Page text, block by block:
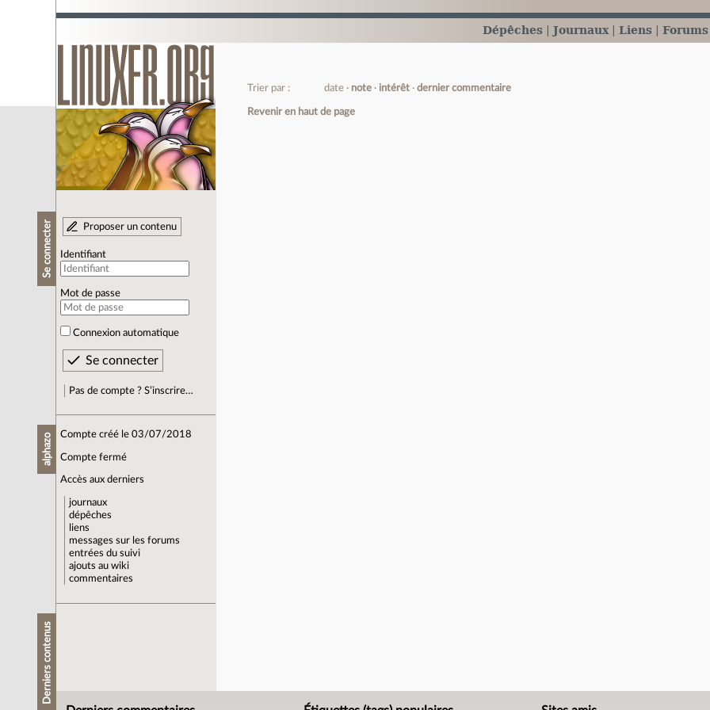
Dépêches Journaux Liens Forums
Se connecter Proposer un contenu
Identifiant
Mot de passe
Connexion automatique
Pas de compte ? S’inscrire…
alphazo Compte créé le 03/07/2018
Compte fermé
Accès aux derniers
journaux
dépêches
liens
messages sur les forums
entrées du suivi
ajouts au wiki
commentaires
Derniers contenus
Trier par : date note intérêt dernier commentaire
Revenir en haut de page